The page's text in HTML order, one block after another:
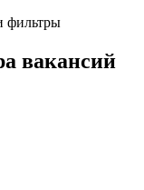
фильтры
вакансий